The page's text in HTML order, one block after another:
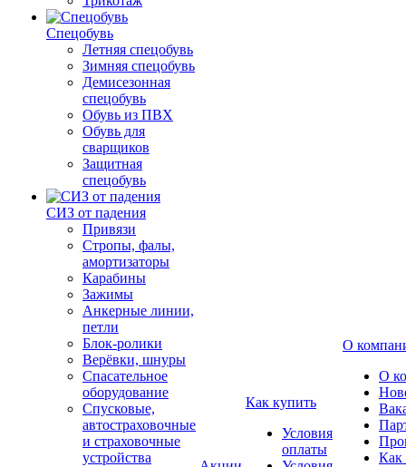
Спецобувь
Летняя спецобувь
Зимняя спецобувь
Демисезонная
спецобувь
Обувь из ПВХ
Обувь для
сварщиков
Защитная
спецобувь
СИЗ от падения
Привязи
Стропы, фалы,
амортизаторы
Карабины
Зажимы
Анкерные линии,
петли
Блок-ролики
Верёвки, шнуры
Спасательное
оборудование
Спусковые,
автостраховочные
и страховочные
устройства
Как купить
Условия
оплаты
О
О
Как